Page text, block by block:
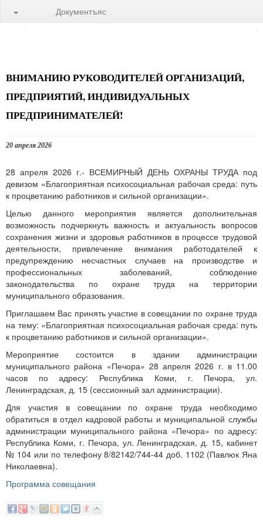
Документъяс
ВНИМАНИЮ РУКОВОДИТЕЛЕЙ ОРГАНИЗАЦИЙ,
ПРЕДПРИЯТИЙ, ИНДИВИДУАЛЬНЫХ
ПРЕДПРИНИМАТЕЛЕЙ!
20 апреля 2026
28 апреля 2026 г.- ВСЕМИРНЫЙ ДЕНЬ ОХРАНЫ ТРУДА под
девизом «Благоприятная психосоциальная рабочая среда: путь
к процветанию работников и сильной организации».
Целью данного мероприятия является дополнительная
возможность подчеркнуть важность и актуальность вопросов
сохранения жизни и здоровья работников в процессе трудовой
деятельности, привлечение внимания работодателей к
предупреждению несчастных случаев на производстве и
профессиональных заболеваний, соблюдение
законодательства по охране труда на территории
муниципального образования.
Приглашаем Вас принять участие в совещании по охране труда
на тему: «Благоприятная психосоциальная рабочая среда: путь
к процветанию работников и сильной организации».
Мероприятие состоится в здании администрации
муниципального района «Печора» 28 апреля 2026 г. в 11.00
часов по адресу: Республика Коми, г. Печора, ул.
Ленинградская, д. 15 (сессионный зал администрации).
Для участия в совещании по охране труда необходимо
обратиться в отдел кадровой работы и муниципальной службы
администрации муниципального района «Печора» по адресу:
Республика Коми, г. Печора, ул. Ленинградская, д. 15, кабинет
№ 104 или по телефону 8/82142/744-44 доб. 1102 (Павлюк Яна
Николаевна).
Программа совещания